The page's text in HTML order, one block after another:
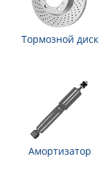
Тормозной диск
Амортизатор